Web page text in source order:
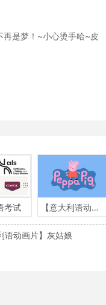
是梦！~小心烫手哈~皮
考试 【意大利语动画片】粉红小猪
语动画片】灰姑娘